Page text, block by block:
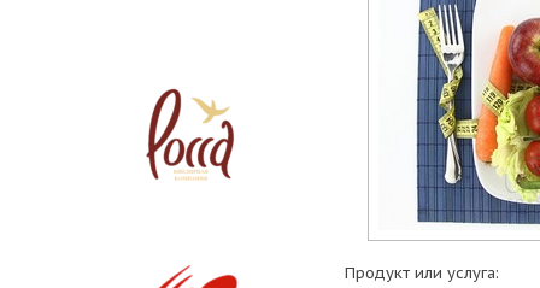
Продукт или услуга: